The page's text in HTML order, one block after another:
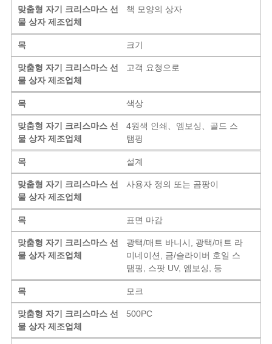
맞춤형 자기 크리스마스 선
물 상자 제조업체
책 모양의 상자
목 크기
맞춤형 자기 크리스마스 선
물 상자 제조업체
고객 요청으로
목 색상
맞춤형 자기 크리스마스 선
물 상자 제조업체
4원색 인쇄、엠보싱、골드 스
탬핑
목 설계
맞춤형 자기 크리스마스 선
물 상자 제조업체
사용자 정의 또는 곰팡이
목 표면 마감
맞춤형 자기 크리스마스 선
물 상자 제조업체
광택/매트 바니시, 광택/매트 라
미네이션, 금/슬라이버 호일 스
탬핑, 스팟 UV, 엠보싱, 등
목 모크
맞춤형 자기 크리스마스 선
물 상자 제조업체
500PC